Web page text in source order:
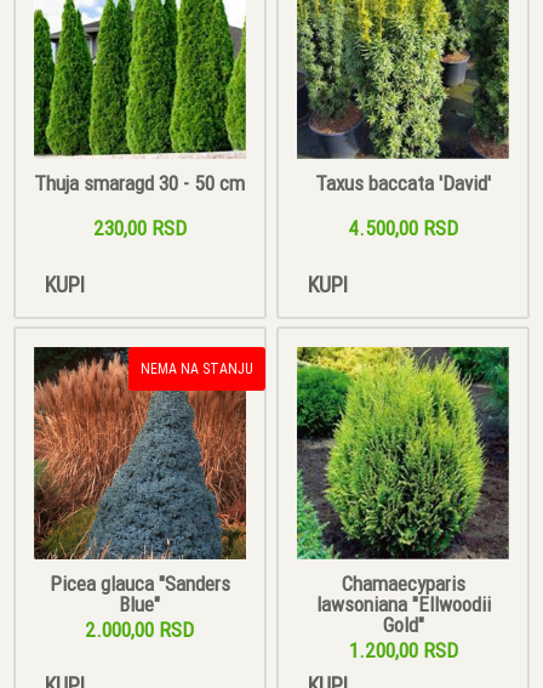
Thuja smaragd 30 - 50 cm
230,00 RSD
KUPI
Taxus baccata 'David'
4.500,00 RSD
KUPI
NEMA NA STANJU
Picea glauca "Sanders
Blue"
2.000,00 RSD
Chamaecyparis
lawsoniana "Ellwoodii
Gold"
1.200,00 RSD